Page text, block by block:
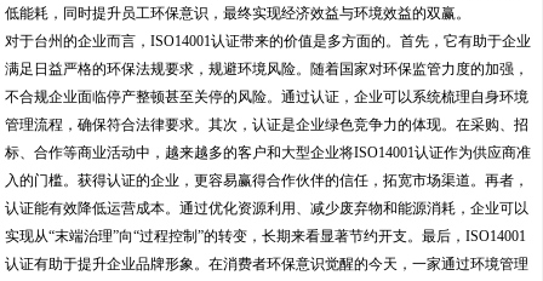
低能耗，同时提升员工环保意识，最终实现经济效益与环境效益的双赢。
对于台州的企业而言，ISO14001认证带来的价值是多方面的。首先，它有助于企业
满足日益严格的环保法规要求，规避环境风险。随着国家对环保监管力度的加强，
不合规企业面临停产整顿甚至关停的风险。通过认证，企业可以系统梳理自身环境
管理流程，确保符合法律要求。其次，认证是企业绿色竞争力的体现。在采购、招
标、合作等商业活动中，越来越多的客户和大型企业将ISO14001认证作为供应商准
入的门槛。获得认证的企业，更容易赢得合作伙伴的信任，拓宽市场渠道。再者，
认证能有效降低运营成本。通过优化资源利用、减少废弃物和能源消耗，企业可以
实现从“末端治理”向“过程控制”的转变，长期来看显著节约开支。最后，ISO14001
认证有助于提升企业品牌形象。在消费者环保意识觉醒的今天，一家通过环境管理